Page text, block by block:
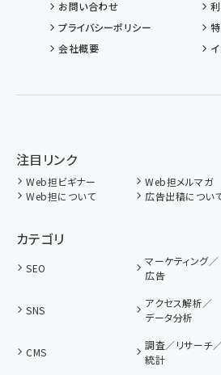
お問い合わせ
プライバシーポリシー
会社概要
注目リンク
Web担ビギナー Web担メルマガ
Web担について
広告出稿につい
カテゴリ
SEO
マーケティング／
広告
SNS
アクセス解析／
データ分析
CMS
調査／リサーチ
統計